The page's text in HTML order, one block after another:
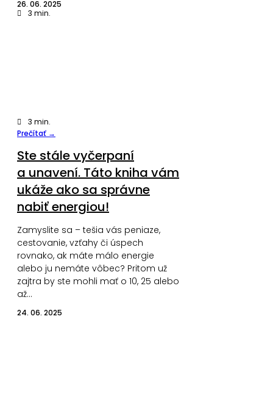
26. 06. 2025
3 min.
3 min.
Prečítať →
Ste stále vyčerpaní
a unavení. Táto kniha vám
ukáže ako sa správne
nabiť energiou!
Zamyslite sa – tešia vás peniaze,
cestovanie, vzťahy či úspech
rovnako, ak máte málo energie
alebo ju nemáte vôbec? Pritom už
zajtra by ste mohli mať o 10, 25 alebo
až…
24. 06. 2025